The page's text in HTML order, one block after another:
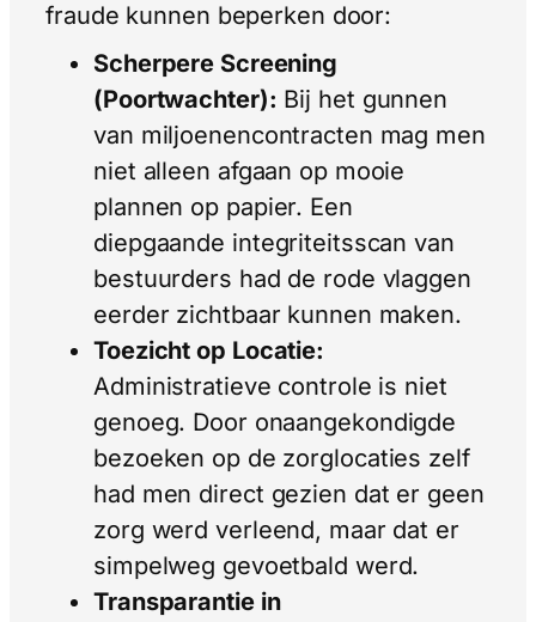
fraude kunnen beperken door:
Scherpere Screening
(Poortwachter): Bij het gunnen
van miljoenencontracten mag men
niet alleen afgaan op mooie
plannen op papier. Een
diepgaande integriteitsscan van
bestuurders had de rode vlaggen
eerder zichtbaar kunnen maken.
Toezicht op Locatie:
Administratieve controle is niet
genoeg. Door onaangekondigde
bezoeken op de zorglocaties zelf
had men direct gezien dat er geen
zorg werd verleend, maar dat er
simpelweg gevoetbald werd.
Transparantie in